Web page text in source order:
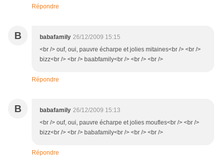
Répondre
B babafamily 26/12/2009 15:15
<br /> ouf, oui, pauvre écharpe et jolies mitaines<br /> <br />
bizz<br /> <br /> baabfamily<br /> <br /> <br />
Répondre
B babafamily 26/12/2009 15:13
<br /> ouf, oui, pauvre écharpe et jolies moufles<br /> <br />
bizz<br /> <br /> babafamily<br /> <br /> <br />
Répondre